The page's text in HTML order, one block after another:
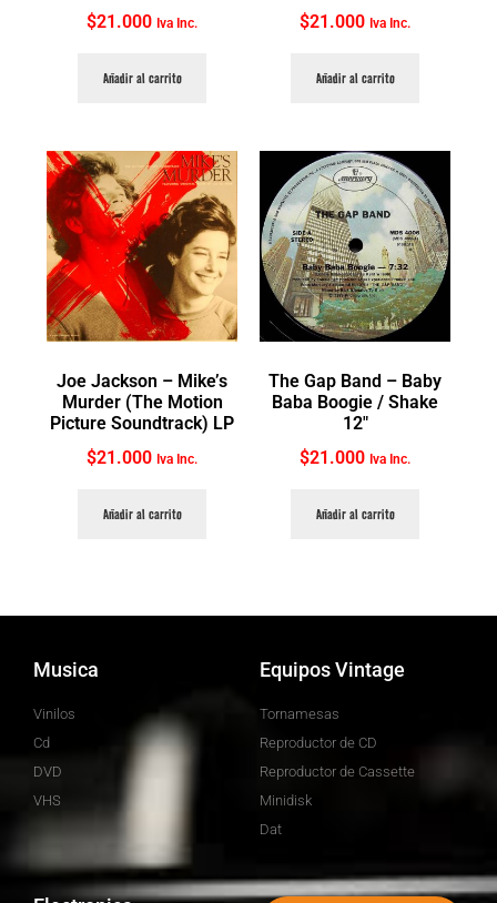
$21.000 Iva Inc.
Añadir al carrito
$21.000 Iva Inc.
Añadir al carrito
Joe Jackson ‎– Mike’s
Murder (The Motion
Picture Soundtrack) LP
$21.000 Iva Inc.
Añadir al carrito
The Gap Band ‎– Baby
Baba Boogie / Shake
12″
$21.000 Iva Inc.
Añadir al carrito
Musica
Vinilos
Cd
DVD
VHS
Equipos Vintage
Tornamesas
Reproductor de CD
Reproductor de Cassette
Minidisk
Dat